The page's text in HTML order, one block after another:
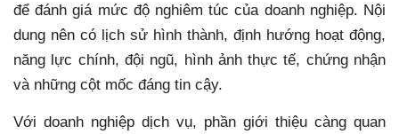
để đánh giá mức độ nghiêm túc của doanh nghiệp. Nội
dung nên có lịch sử hình thành, định hướng hoạt động,
năng lực chính, đội ngũ, hình ảnh thực tế, chứng nhận
và những cột mốc đáng tin cậy.
Với doanh nghiệp dịch vụ, phần giới thiệu càng quan